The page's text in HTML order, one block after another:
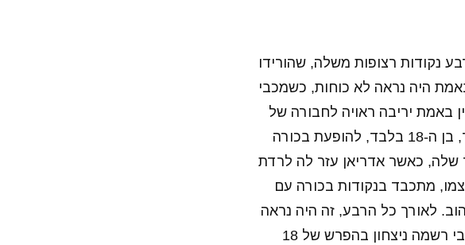
נקודות רצופות משלה, שהורידו
באמת היה נראה לא כוחות, כשמכבי
כאשר נראה שאין באמת יריבה ראויה לחבורה של
ספרופולוס, מה שהוביל להכנסתו של השחקן הצעיר, דורי סהר, בן ה-18 בלבד, להופעת בכורה
שלה, כאשר אדריאן עזר לה לרדת
מתכבד בנקודות בכורה עם
לאורך כל הרבע, זה היה נראה
כמו גארבג' טיים ששתי הקבוצות רצו שייגמר, כאשר בסיום מכבי רשמה ניצחון בהפרש של 18